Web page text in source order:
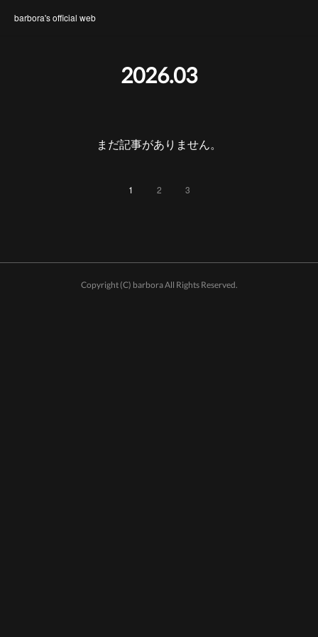
barbora's official web
2026.03
まだ記事がありません。
1 2 3
Copyright (C) barbora All Rights Reserved.